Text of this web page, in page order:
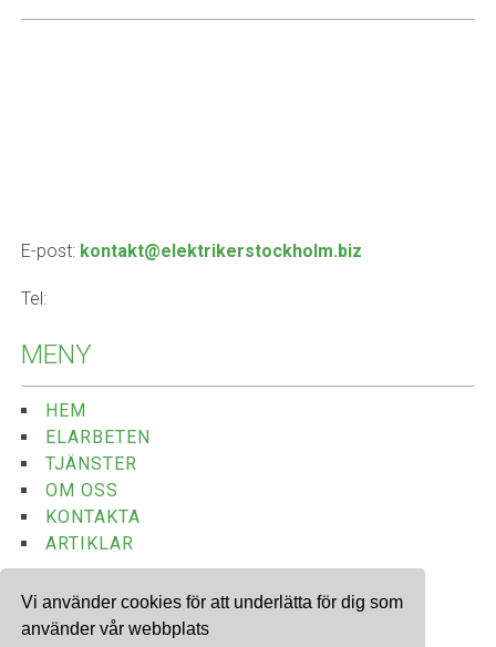
Vi använder cookies för att underlätta för dig som
använder vår webbplats
E-post: kontakt@elektrikerstockholm.biz
Tel:
MENY
HEM
ELARBETEN
TJÄNSTER
OM OSS
KONTAKTA
ARTIKLAR